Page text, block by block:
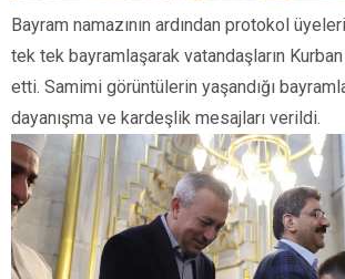
Bayram namazının ardından protokol
tek tek bayramlaşarak vatandaşların Kurban
etti. Samimi görüntülerin yaşandığı
dayanışma ve kardeşlik mesajları verildi.